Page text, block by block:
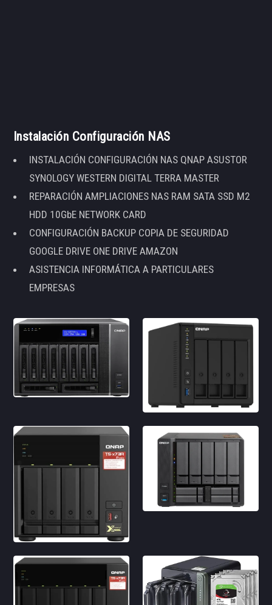
Instalación Configuración NAS
INSTALACIÓN CONFIGURACIÓN NAS QNAP ASUSTOR
SYNOLOGY WESTERN DIGITAL TERRA MASTER
REPARACIÓN AMPLIACIONES NAS RAM SATA SSD M2
HDD 10GbE NETWORK CARD
CONFIGURACIÓN BACKUP COPIA DE SEGURIDAD
GOOGLE DRIVE ONE DRIVE AMAZON
ASISTENCIA INFORMÁTICA A PARTICULARES
EMPRESAS